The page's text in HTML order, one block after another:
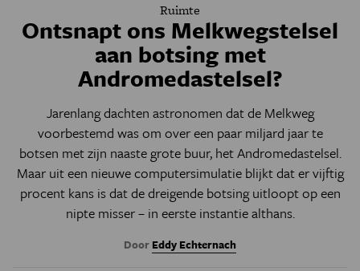
Ruimte
Ontsnapt ons Melkwegstelsel
aan botsing met
Andromedastelsel?
Jarenlang dachten astronomen dat de Melkweg
voorbestemd was om over een paar miljard jaar te
botsen met zijn naaste grote buur, het Andromedastelsel.
Maar uit een nieuwe computersimulatie blijkt dat er vijftig
procent kans is dat de dreigende botsing uitloopt op een
nipte misser – in eerste instantie althans.
Door Eddy Echternach